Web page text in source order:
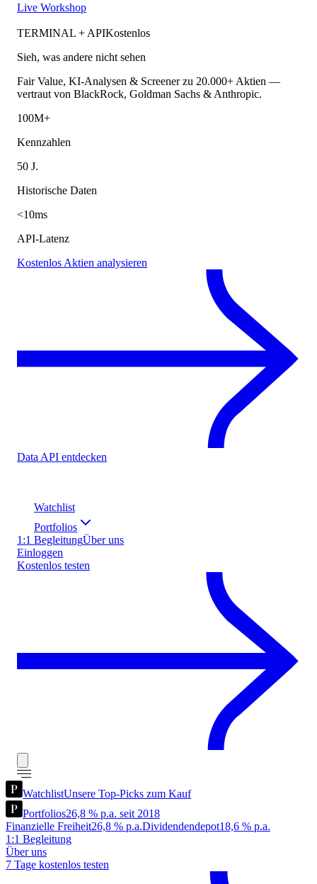
Live Workshop
TERMINAL + APIKostenlos
Sieh, was andere nicht sehen
Fair Value, KI-Analysen & Screener zu 20.000+ Aktien —
vertraut von BlackRock, Goldman Sachs & Anthropic.
100M+
Kennzahlen
50 J.
Historische Daten
<10ms
API-Latenz
Kostenlos Aktien analysieren
Data API entdecken
Watchlist
Portfolios
1:1 BegleitungÜber uns
Einloggen
Kostenlos testen
WatchlistUnsere Top-Picks zum Kauf
Portfolios26,8 % p.a. seit 2018
Finanzielle Freiheit26,8 % p.a.Dividendendepot18,6 % p.a.
1:1 Begleitung
Über uns
7 Tage kostenlos testen